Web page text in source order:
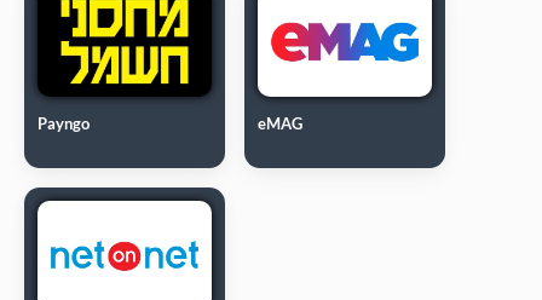
Payngo eMAG